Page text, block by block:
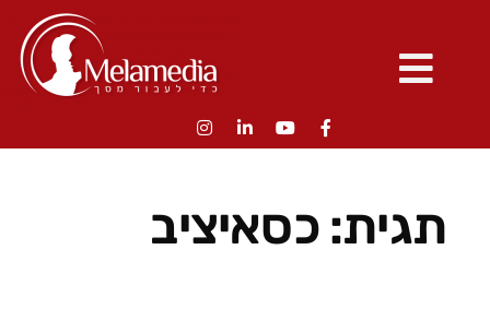
תגית:כסאיציב